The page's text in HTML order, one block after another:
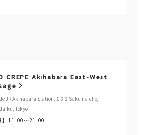
CREPE Akihabara East-West
JR Akihabara Station, 1-6-1 Sakuma-cho,
ku, Tokyo
11:00～21:00